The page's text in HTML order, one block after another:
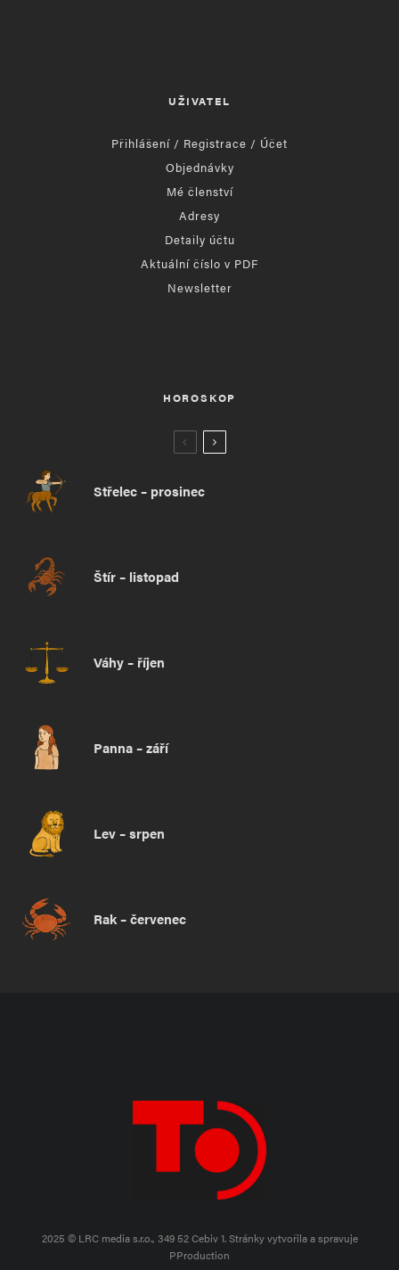
UŽIVATEL
Přihlášení / Registrace / Účet
Objednávky
Mé členství
Adresy
Detaily účtu
Aktuální číslo v PDF
Newsletter
HOROSKOP
Střelec – prosinec
Štír – listopad
Váhy – říjen
Panna – září
Lev – srpen
Rak – červenec
2025 © LRC media s.r.o., 349 52 Cebiv 1.Stránky vytvořila a spravuje
PProduction